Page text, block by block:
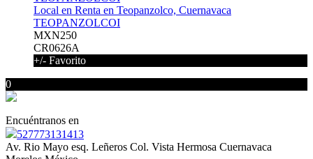
Local en Renta en Teopanzolco, Cuernavaca
TEOPANZOLCOI
MXN250
CR0626A
+/- Favorito
0
Encuéntranos en
527773131413
Av. Rio Mayo esq. Leñeros Col. Vista Hermosa Cuernavaca